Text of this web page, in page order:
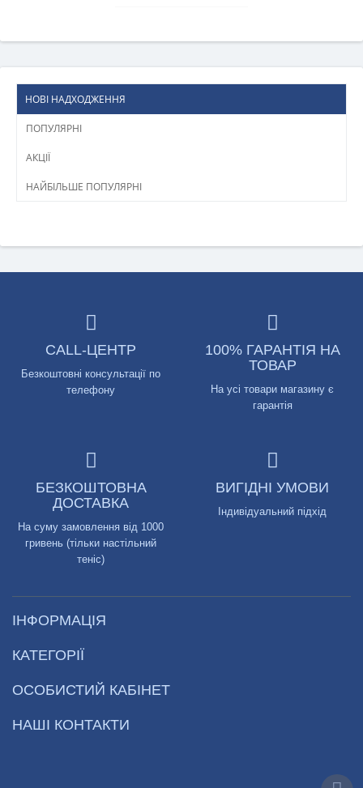
НОВІ НАДХОДЖЕННЯ
ПОПУЛЯРНІ
АКЦІЇ
НАЙБІЛЬШЕ ПОПУЛЯРНІ
CALL-ЦЕНТР
Безкоштовні консультації по
телефону
100% ГАРАНТІЯ НА
ТОВАР
На усі товари магазину є
гарантія
БЕЗКОШТОВНА
ДОСТАВКА
На суму замовлення від 1000
гривень (тільки настільний
теніс)
ВИГІДНІ УМОВИ
Індивідуальний підхід
ІНФОРМАЦІЯ
КАТЕГОРІЇ
ОСОБИСТИЙ КАБІНЕТ
НАШІ КОНТАКТИ